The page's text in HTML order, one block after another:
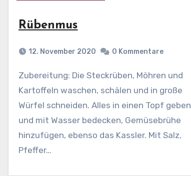
Rübenmus
12. November 2020 0 Kommentare
Zubereitung: Die Steckrüben, Möhren und
Kartoffeln waschen, schälen und in große
Würfel schneiden. Alles in einen Topf geben
und mit Wasser bedecken, Gemüsebrühe
hinzufügen, ebenso das Kassler. Mit Salz,
Pfeffer…